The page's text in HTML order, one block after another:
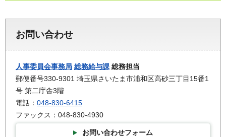
お問い合わせ
人事委員会事務局 総務給与課 総務担当
郵便番号330-9301 埼玉県さいたま市浦和区高砂三丁目15番1
号 第二庁舎3階
電話： 048-830-6415
ファックス：048-830-4930
お問い合わせフォーム